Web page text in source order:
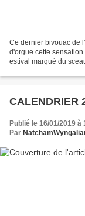
Ce dernier bivouac de
d'orgue cette
estival marqué du
CALENDRIER
Publié le 16/01/2019 à
Par